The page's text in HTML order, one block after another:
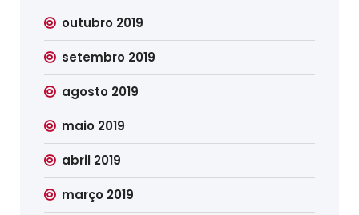
outubro 2019
setembro 2019
agosto 2019
maio 2019
abril 2019
março 2019